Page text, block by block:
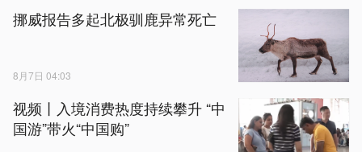
挪威报告多起北极驯鹿异常死亡
8月7日 04:03
视频丨入境消费热度持续攀升 “中
国游”带火“中国购”